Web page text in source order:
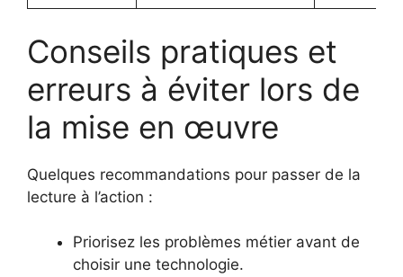
Conseils pratiques et
erreurs à éviter lors de
la mise en œuvre
Quelques recommandations pour passer de la
lecture à l’action :
Priorisez les problèmes métier avant de
choisir une technologie.